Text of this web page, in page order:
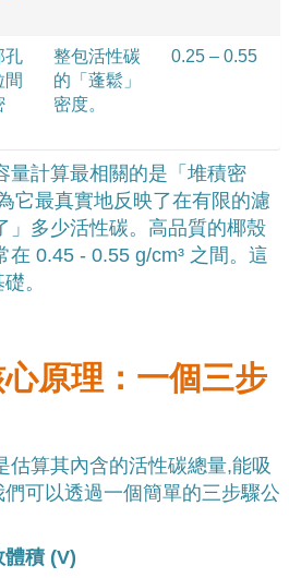
孔
間
整包活性碳
的「蓬鬆」
密度。
0.25 – 0.55
量計算最相關的是「堆積密
它最真實地反映了在有限的濾
」多少活性碳。高品質的椰殼
在 0.45 - 0.55 g/cm³ 之間。這
。
原理：一個三步
估算其內含的活性碳總量,能吸
可以透過一個簡單的三步驟公
積 (V)